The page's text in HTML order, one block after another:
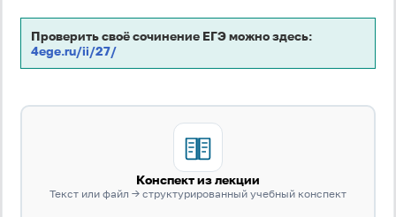
Логин
Пароль
Проверить своё сочинение ЕГЭ можно здесь:
4ege.ru/ii/27/
Конспект из лекции
Текст или файл → структурированный учебный конспект